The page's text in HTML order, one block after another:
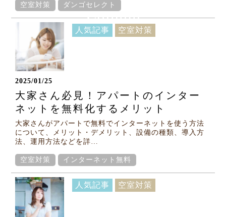
Column
コラム
空室対策 ダンゴセレクト
人気記事 空室対策
2025/01/25
大家さん必見！アパートのインター
ネットを無料化するメリット
大家さんがアパートで無料でインターネットを使う方法
について、メリット・デメリット、設備の種類、導入方
法、運用方法などを詳…
空室対策 インターネット無料
人気記事 空室対策